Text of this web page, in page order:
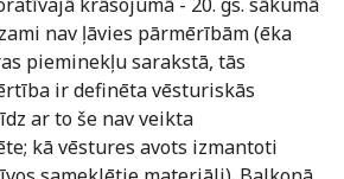
nav ļāvies pārmērībām (ēka
pieminekļu sarakstā, tās
ir definēta vēsturiskās
ar to še nav veikta
kā vēstures avots izmantoti